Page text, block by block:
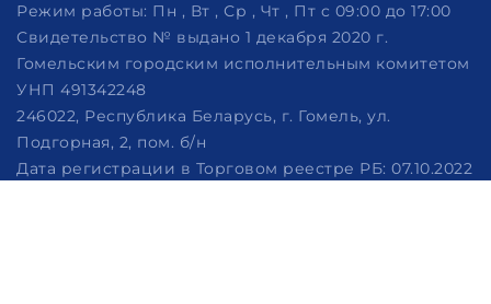
Режим работы: Пн , Вт , Ср , Чт , Пт c 09:00 до 17:00
Свидетельство № выдано 1 декабря 2020 г.
Гомельским городским исполнительным комитетом
УНП 491342248
246022, Республика Беларусь, г. Гомель, ул.
Подгорная, 2, пом. б/н
Дата регистрации в Торговом реестре РБ: 07.10.2022